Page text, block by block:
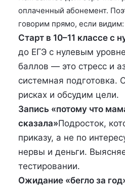
оплаченный абонемент.
говорим прямо, если видим:
Старт в 10–11 классе с
до ЕГЭ с нулевым
баллов — это стресс и
системная подготовка.
рисках и обсудим цели.
Запись «потому что
сказала»Подросток,
приказу, а не по
нервы и деньги.
тестировании.
Ожидание «бегло за